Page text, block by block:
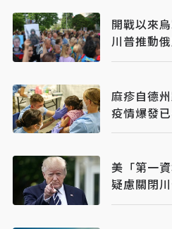
開戰以來
川普推動
麻疹自德
疫情爆發
美「第一
疑慮關閉